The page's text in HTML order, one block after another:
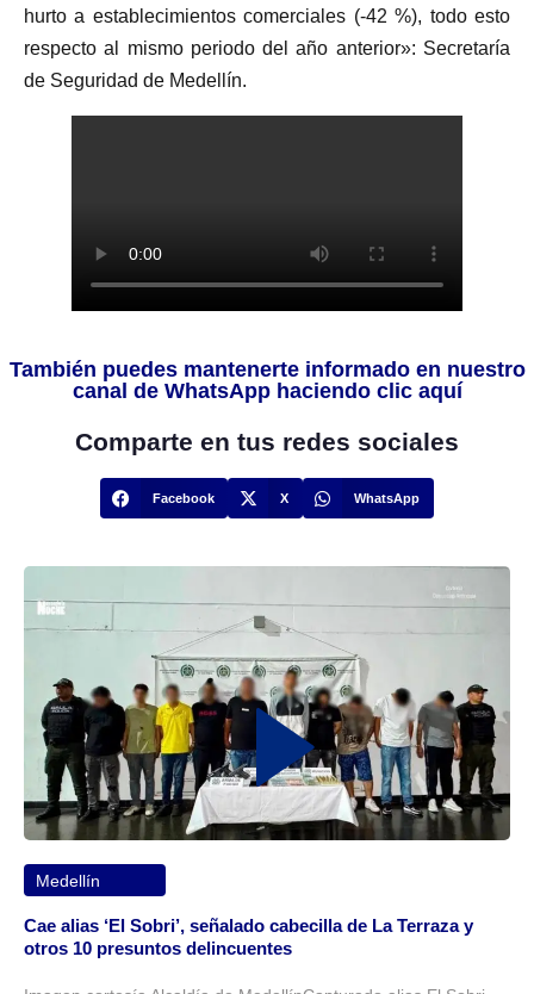
hurto a establecimientos comerciales (-42 %), todo esto
respecto al mismo periodo del año anterior»: Secretaría
de Seguridad de Medellín.
También puedes mantenerte informado en nuestro
canal de WhatsApp haciendo clic aquí
Comparte en tus redes sociales
Facebook X WhatsApp
Medellín
Cae alias ‘El Sobri’, señalado cabecilla de La Terraza y
otros 10 presuntos delincuentes